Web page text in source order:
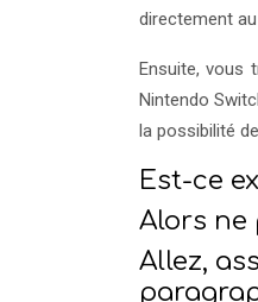
directement
Ensuite, vous
Nintendo
la possibilité
Est-ce
Alors ne
Allez,